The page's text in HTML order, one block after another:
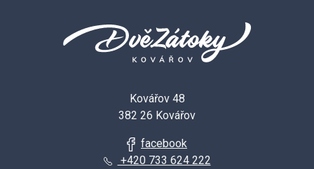
Kovářov 48
382 26 Kovářov
facebook
+420 733 624 222